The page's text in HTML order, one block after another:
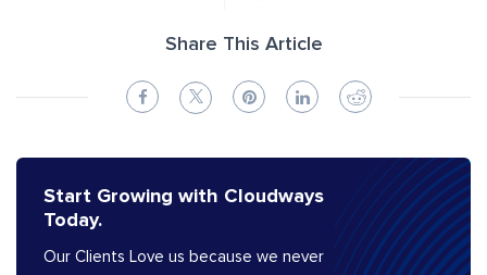
Share This Article
Start Growing with Cloudways
Today.
Our Clients Love us because we never